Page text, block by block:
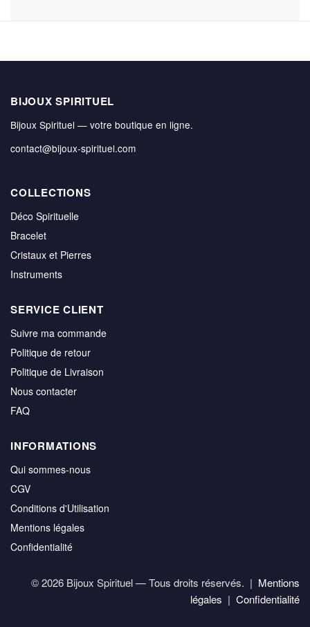
BIJOUX SPIRITUEL
Bijoux Spirituel — votre boutique en ligne.
contact@bijoux-spirituel.com
COLLECTIONS
Déco Spirituelle
Bracelet
Cristaux et Pierres
Instruments
SERVICE CLIENT
Suivre ma commande
Politique de retour
Politique de Livraison
Nous contacter
FAQ
INFORMATIONS
Qui sommes-nous
CGV
Conditions d'Utilisation
Mentions légales
Confidentialité
© 2026 Bijoux Spirituel — Tous droits réservés. | Mentions
légales | Confidentialité